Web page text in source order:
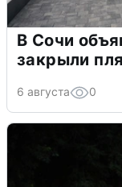
В Сочи
закрыли
6 августа 0